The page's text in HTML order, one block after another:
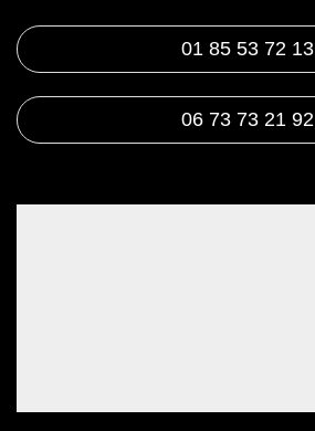
01 85 53 72 13
06 73 73 21 92